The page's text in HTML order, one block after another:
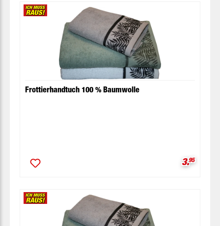
Frottierhandtuch 100 % Baumwolle
3.95